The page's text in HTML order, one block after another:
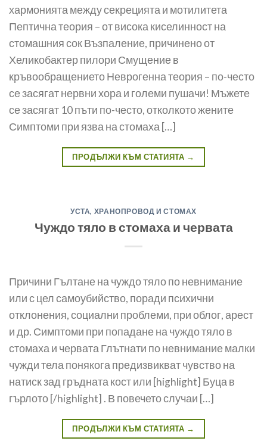
хармонията между секрецията и мотилитета
Пептична теория – от висока киселинност на
стомашния сок Възпаление, причинено от
Хеликобактер пилори Смущение в
кръвообращението Неврогенна теория – по-често
се засягат нервни хора и големи пушачи! Мъжете
се засягат 10 пъти по-често, отколкото жените
Симптоми при язва на стомаха […]
ПРОДЪЛЖИ КЪМ СТАТИЯТА →
УСТА, ХРАНОПРОВОД И СТОМАХ
Чуждо тяло в стомаха и червата
Причини Гълтане на чуждо тяло по невнимание
или с цел самоубийство, поради психични
отклонения, социални проблеми, при облог, арест
и др. Симптоми при попадане на чуждо тяло в
стомаха и червата Глътнати по невнимание малки
чужди тела понякога предиз­викват чувство на
натиск зад гръд­ната кост или [highlight] Буца в
гърлото [/highlight] . В повечето случаи […]
ПРОДЪЛЖИ КЪМ СТАТИЯТА →